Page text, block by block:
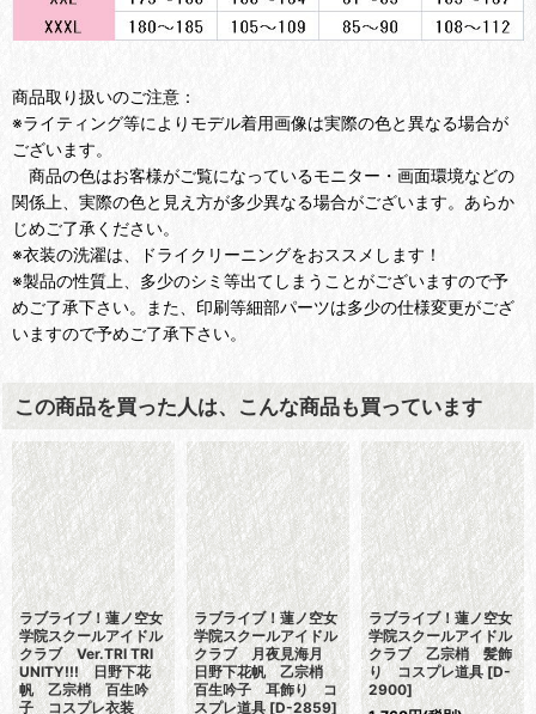
商品取り扱いのご注意：
※ライティング等によりモデル着用画像は実際の色と異なる場合が
ございます。
商品の色はお客様がご覧になっているモニター・画面環境などの
関係上、実際の色と見え方が多少異なる場合がございます。あらか
じめご了承ください。
※衣装の洗濯は、ドライクリーニングをおススメします！
※製品の性質上、多少のシミ等出てしまうことがございますので予
めご了承下さい。また、印刷等細部パーツは多少の仕様変更がござ
いますので予めご了承下さい。
この商品を買った人は、こんな商品も買っています
ラブライブ！蓮ノ空女
学院スクールアイドル
クラブ Ver.TRI TRI
UNITY!!! 日野下花
帆 乙宗梢 百生吟
子 コスプレ衣装
ラブライブ！蓮ノ空女
学院スクールアイドル
クラブ 月夜見海月
日野下花帆 乙宗梢
百生吟子 耳飾り コ
スプレ道具 [D-2859]
ラブライブ！蓮ノ空女
学院スクールアイドル
クラブ 乙宗梢 髪飾
り コスプレ道具 [D-
2900]